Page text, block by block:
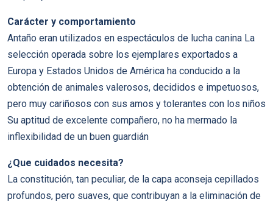
Carácter y comportamiento
Antaño eran utilizados en espectáculos de lucha canina La
selección operada sobre los ejemplares exportados a
Europa y Estados Unidos de América ha conducido a la
obtención de animales valerosos, decididos e impetuosos,
pero muy cariñosos con sus amos y tolerantes con los niños
Su aptitud de excelente compañero, no ha mermado la
inflexibilidad de un buen guardián
¿Que cuidados necesita?
La constitución, tan peculiar, de la capa aconseja cepillados
profundos, pero suaves, que contribuyan a la eliminación de